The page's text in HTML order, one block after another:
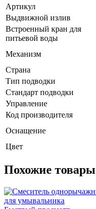
Артикул
Выдвижной излив
Встроенный кран для
питьевой воды
Механизм
Страна
Тип подводки
Стандарт подводки
Управление
Код производителя
Оснащение
Цвет
Похожие